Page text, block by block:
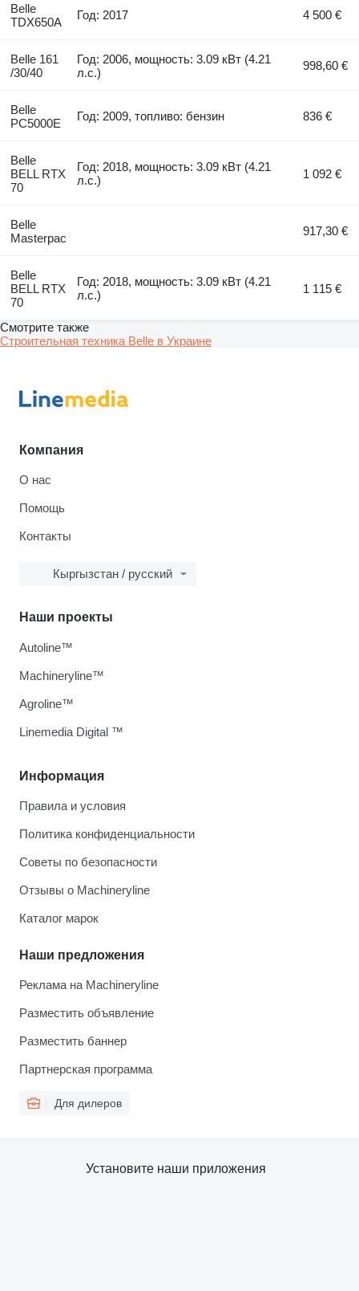
Belle
TDX650A
Год: 2017 4 500 €
Belle 161
/30/40
Год: 2006, мощность: 3.09 кВт (4.21
л.с.)
998,60 €
Belle
PC5000E
Год: 2009, топливо: бензин 836 €
Belle
BELL RTX
70
Год: 2018, мощность: 3.09 кВт (4.21
л.с.)
1 092 €
Belle
Masterpac
917,30 €
Belle
BELL RTX
70
Год: 2018, мощность: 3.09 кВт (4.21
л.с.)
1 115 €
Смотрите также
Строительная техника Belle в Украине
Компания
О нас
Помощь
Контакты
Кыргызстан / русский
Информация
Правила и условия
Политика конфиденциальности
Советы по безопасности
Отзывы о Machineryline
Каталог марок
Наши предложения
Реклама на Machineryline
Разместить объявление
Разместить баннер
Партнерская программа
Для дилеров
Наши проекты
Autoline™
Machineryline™
Agroline™
Linemedia Digital ™
Установите наши приложения